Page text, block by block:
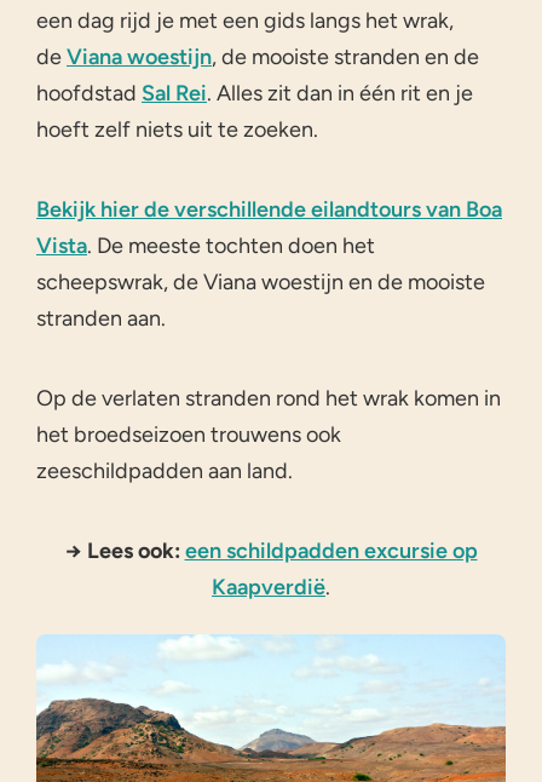
een dag rijd je met een gids langs het wrak,
deViana woestijn, de mooiste stranden en de
hoofdstad Sal Rei. Alles zit dan in één rit en je
hoeft zelf niets uit te zoeken.
Bekijk hier de verschillende eilandtours van Boa
Vista. De meeste tochten doen het
scheepswrak, de Viana woestijn en de mooiste
stranden aan.
Op de verlaten stranden rond het wrak komen in
het broedseizoen trouwens ook
zeeschildpadden aan land.
→ Lees ook: een schildpadden excursie op
Kaapverdië.